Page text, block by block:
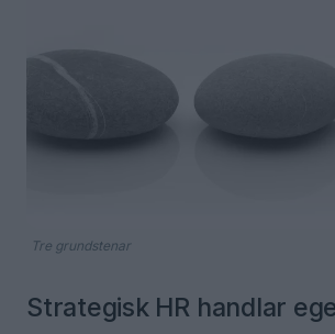
Tre grundstenar
Strategisk HR handlar